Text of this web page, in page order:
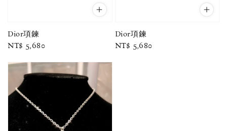
Dior項鍊
Regular
NT$ 5,680
Dior項鍊
Regular
NT$ 5,680